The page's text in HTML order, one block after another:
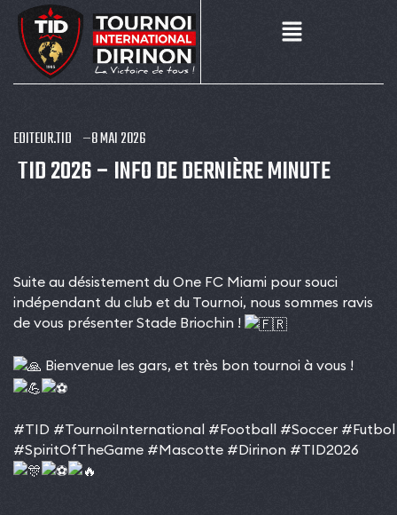
EDITEUR.TID 8 MAI 2026
TID 2026 – INFO DE DERNIÈRE MINUTE
Suite au désistement du One FC Miami pour souci
indépendant du club et du Tournoi, nous sommes ravis
de vous présenter Stade Briochin !
Bienvenue les gars, et très bon tournoi à vous !
#TID #TournoiInternational #Football #Soccer #Futbol
#SpiritOfTheGame #Mascotte #Dirinon #TID2026